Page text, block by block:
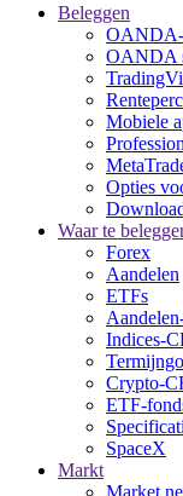
Beleggen
OANDA
Mobiele
Opties
Waar te
Forex
Aandelen
ETFs
Indices-
Crypto-
ETF-
SpaceX
Markt
Market